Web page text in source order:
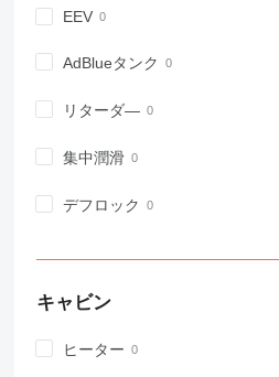
EEV
AdBlueタンク
リターダ―
集中潤滑
デフロック
キャビン
ヒーター